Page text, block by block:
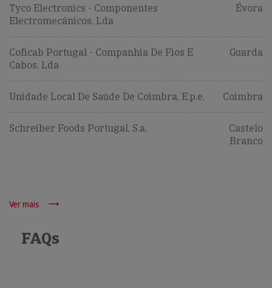
Tyco Electronics - Componentes
Electromecânicos, Lda
Évora
Coficab Portugal - Companhia De Fios E
Cabos, Lda
Guarda
Unidade Local De Saúde De Coimbra, E.p.e. Coimbra
Schreiber Foods Portugal, S.a.
Castelo
Branco
Ver mais
FAQs